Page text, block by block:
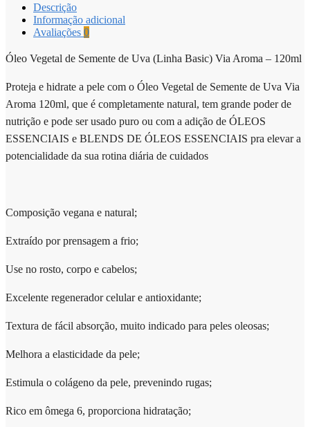
Descrição
Informação adicional
Avaliações 0
Óleo Vegetal de Semente de Uva (Linha Basic) Via Aroma – 120ml
Proteja e hidrate a pele com o Óleo Vegetal de Semente de Uva Via
Aroma 120ml, que é completamente natural, tem grande poder de
nutrição e pode ser usado puro ou com a adição de ÓLEOS
ESSENCIAIS e BLENDS DE ÓLEOS ESSENCIAIS pra elevar a
potencialidade da sua rotina diária de cuidados
Composição vegana e natural;
Extraído por prensagem a frio;
Use no rosto, corpo e cabelos;
Excelente regenerador celular e antioxidante;
Textura de fácil absorção, muito indicado para peles oleosas;
Melhora a elasticidade da pele;
Estimula o colágeno da pele, prevenindo rugas;
Rico em ômega 6, proporciona hidratação;